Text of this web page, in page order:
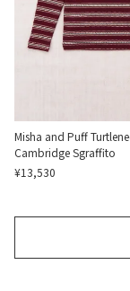
Misha and Puff
Cambridge Sgraffito
¥13,530